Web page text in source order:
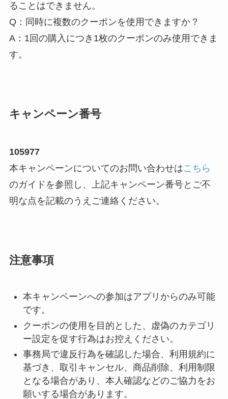
ることはできません。
Q：同時に複数のクーポンを使用できますか？
A：1回の購入につき1枚のクーポンのみ使用できま
す。
キャンペーン番号
105977
本キャンペーンについてのお問い合わせはこちら
のガイドを参照し、上記キャンペーン番号とご不
明な点を記載のうえご連絡ください。
注意事項
本キャンペーンへの参加はアプリからのみ可能
です。
クーポンの使用を目的とした、虚偽のカテゴリ
ー設定を促す行為はお控えください。
事務局で違反行為を確認した場合、利用規約に
基づき、取引キャンセル、商品削除、利用制限
となる場合があり、本人確認などのご協力をお
願いする場合があります。